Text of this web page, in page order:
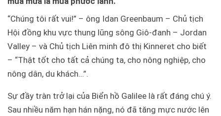
“Chúng tôi rất vui!” – ông Idan Greenbaum – Chủ tịch
Hội đồng khu vực thung lũng sông Giô-đanh – Jordan
Valley – và Chủ tịch Liên minh đô thị Kinneret cho biết
– “Thật tốt cho tất cả chúng ta, cho nông nghiệp, cho
nông dân, du khách…”.
Sự đầy tràn trở lại của Biển hồ Galilee là rất đáng chú ý.
Sau nhiều năm hạn hán nặng, nó đã tăng mực nước lên